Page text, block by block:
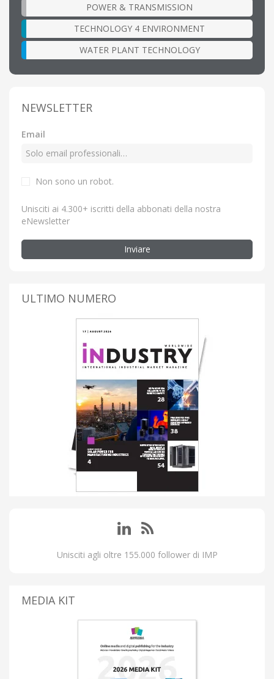
POWER & TRANSMISSION
TECHNOLOGY 4 ENVIRONMENT
WATER PLANT TECHNOLOGY
NEWSLETTER
Email
Non sono un robot.
Unisciti ai 4.300+ iscritti della abbonati della nostra
eNewsletter
Inviare
ULTIMO NUMERO
Unisciti agli oltre 155.000 follower di IMP
MEDIA KIT